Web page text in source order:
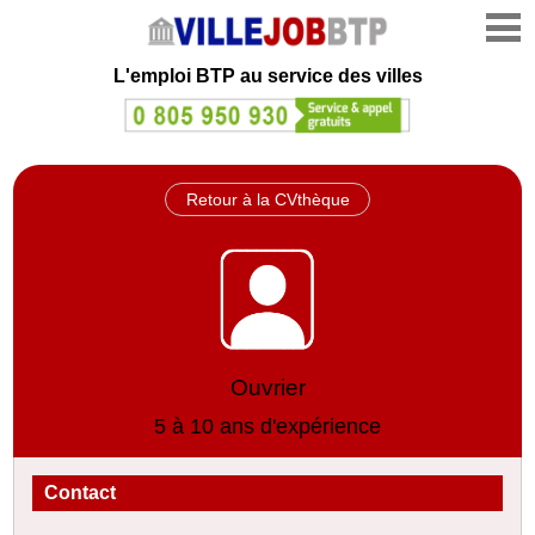
L'emploi BTP au service des villes
Retour à la CVthèque
Ouvrier
5 à 10 ans d'expérience
Contact